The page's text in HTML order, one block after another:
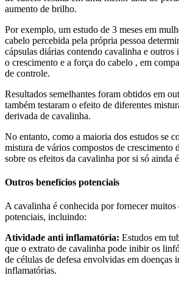
aumento de brilho.
Por exemplo, um estudo de 3 meses em
cabelo percebida pela própria pessoa
cápsulas diárias contendo cavalinha e outros
o crescimento e a força do cabelo , em
de controle.
Resultados semelhantes foram obtidos em
também testaram o efeito de diferentes
derivada de cavalinha.
No entanto, como a maioria dos estudos se
mistura de vários compostos de crescimento
sobre os efeitos da cavalinha por si só ainda
Outros benefícios potenciais
A cavalinha é conhecida por fornecer muitos
potenciais, incluindo:
Atividade anti inflamatória: Estudos em
que o extrato de cavalinha pode inibir os
de células de defesa envolvidas em doenças
inflamatórias.